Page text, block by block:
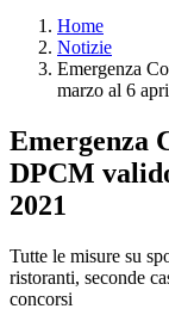
Home
Notizie
Emergenza
marzo al 6
Emergenza
DPCM
2021
Tutte le misure su
ristoranti, seconde
concorsi